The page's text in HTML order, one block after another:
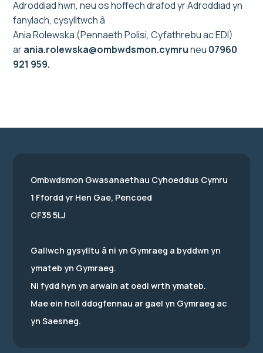
Adroddiad hwn, neu os hoffech drafod yr Adroddiad yn
fanylach, cysylltwch â
Ania Rolewska (Pennaeth Polisi, Cyfathrebu ac EDI)
arania.rolewska@ombwdsmon.cymruneu 07960
921 959.
Ombwdsmon Gwasanaethau Cyhoeddus Cymru
1 Ffordd yr Hen Gae, Pencoed
CF35 5LJ
Gallwch gysylltu â ni yn Gymraeg a byddwn yn
ymateb yn Gymraeg.
Ni fydd hyn yn arwain at oedi wrth ymateb.
Mae ein holl ddogfennau ar gael yn Gymraeg ac
yn Saesneg.